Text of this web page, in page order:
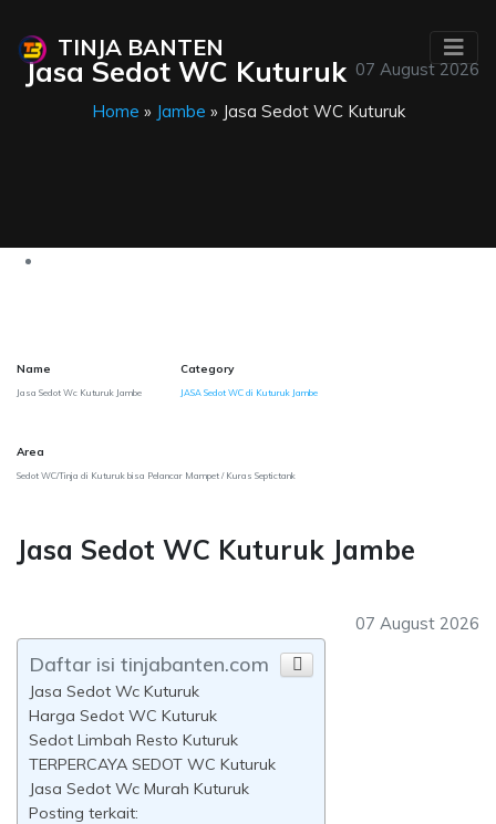
TINJA BANTEN
07 August 2026
Jasa Sedot WC Kuturuk
Home » Jambe » Jasa Sedot WC Kuturuk
Name
Jasa Sedot Wc Kuturuk Jambe
Category
JASA Sedot WC di Kuturuk Jambe
Area
Sedot WC/Tinja di Kuturuk bisa Pelancar Mampet / Kuras Septictank
Jasa Sedot WC Kuturuk Jambe
07 August 2026
Daftar isi tinjabanten.com
Jasa Sedot Wc Kuturuk
Harga Sedot WC Kuturuk
Sedot Limbah Resto Kuturuk
TERPERCAYA SEDOT WC Kuturuk
Jasa Sedot Wc Murah Kuturuk
Posting terkait: